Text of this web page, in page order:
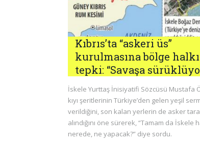
Kıbrıs’ta “askeri üs”
kurulmasına bölge
tepki: “Savaşa
İskele Yurttaş İnisiyatifi Sözcüsü Mustafa
kıyı şeritlerinin Türkiye’den gelen yeşil
verildiğini, son kalan yerlerin de asker
alındığını öne sürerek, “Tamam da İskele
nerede, ne yapacak?” diye sordu.